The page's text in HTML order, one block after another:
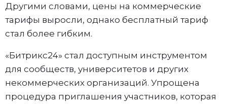
Другими словами, цены на коммерческие
тарифы выросли, однако бесплатный тариф
стал более гибким.
«Битрикс24» стал доступным инструментом
для сообществ, университетов и других
некоммерческих организаций. Упрощена
процедура приглашения участников, которая